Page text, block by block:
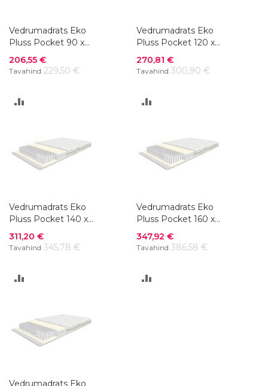
Vedrumadrats Eko
Pluss Pocket 90 x
200 cm
Soodushind
206,55 €
Tavahind 229,50 €
Vedrumadrats Eko
Pluss Pocket 120 x
200 cm
Soodushind
270,81 €
Tavahind 300,90 €
Vedrumadrats Eko
Pluss Pocket 140 x
200 cm
Soodushind
311,20 €
Tavahind 345,78 €
Vedrumadrats Eko
Pluss Pocket 160 x
200 cm
Soodushind
347,92 €
Tavahind 386,58 €
Vedrumadrats Eko